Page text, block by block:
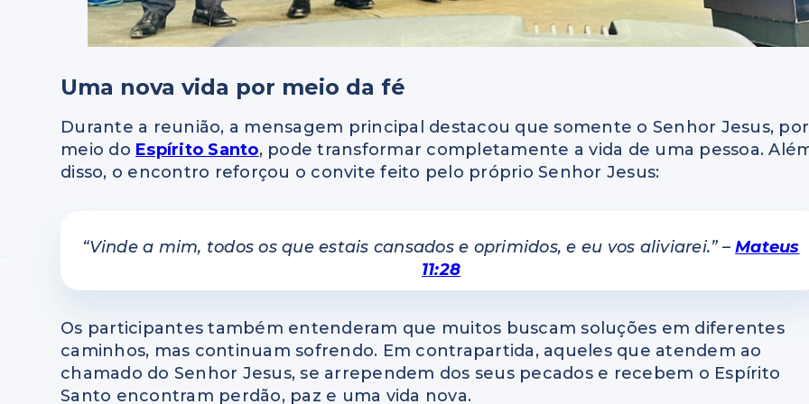
Uma nova vida por meio da fé
Durante a reunião, a mensagem principal destacou que somente o Senhor Jesus, por
meio do Espírito Santo, pode transformar completamente a vida de uma pessoa.
disso, o encontro reforçou o convite feito pelo próprio Senhor Jesus:
“Vinde a mim, todos os que estais cansados e oprimidos, e eu vos aliviarei.” –Mateus
11:28
Os participantes também entenderam que muitos buscam soluções em diferentes
caminhos, mas continuam sofrendo. Em contrapartida, aqueles que atendem ao
chamado do Senhor Jesus, se arrependem dos seus pecados e recebem o Espírito
Santo encontram perdão, paz e uma vida nova.